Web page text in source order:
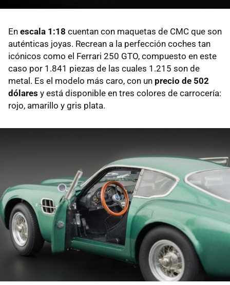
En escala 1:18 cuentan con maquetas de CMC que son
auténticas joyas. Recrean a la perfección coches tan
icónicos como el Ferrari 250 GTO, compuesto en este
caso por 1.841 piezas de las cuales 1.215 son de
metal. Es el modelo más caro, con un precio de 502
dólares y está disponible en tres colores de carrocería:
rojo, amarillo y gris plata.